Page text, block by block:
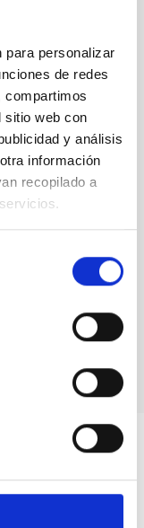
para personalizar
de redes
compartimos
sitio web con
y análisis
información
recopilado a
de la placa